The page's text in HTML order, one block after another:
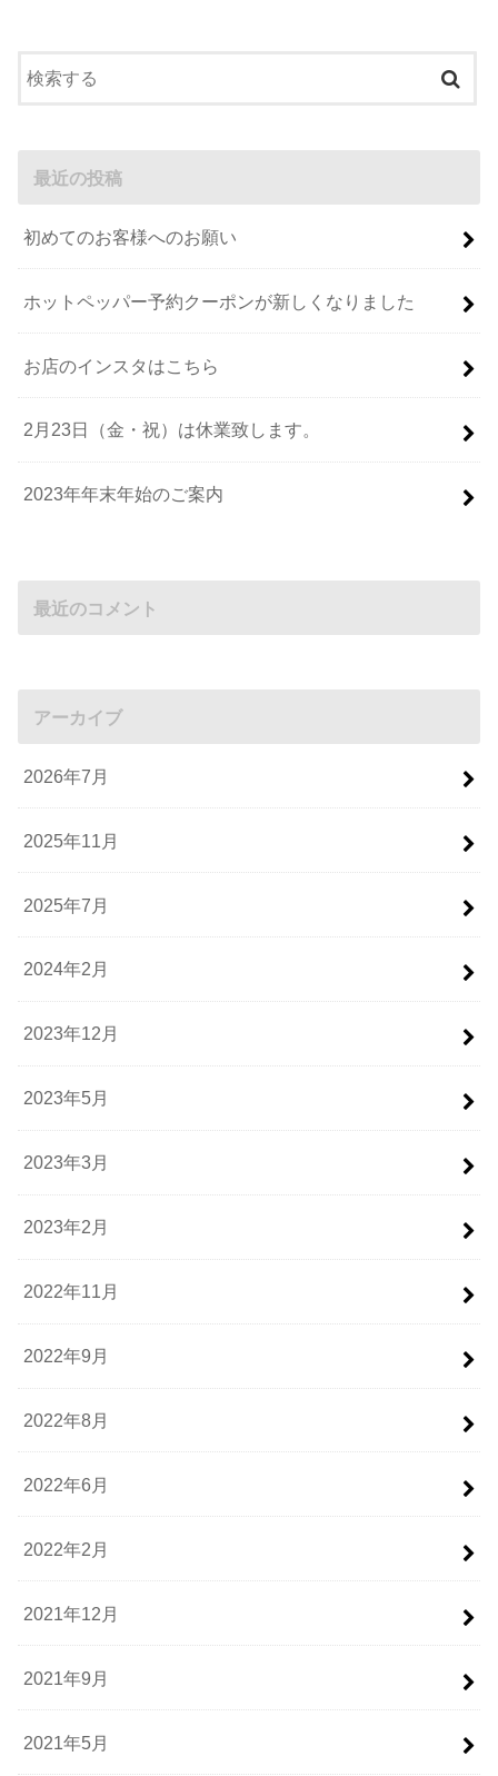
最近の投稿
初めてのお客様へのお願い
ホットペッパー予約クーポンが新しくなりました
お店のインスタはこちら
2月23日（金・祝）は休業致します。
2023年年末年始のご案内
最近のコメント
アーカイブ
2026年7月
2025年11月
2025年7月
2024年2月
2023年12月
2023年5月
2023年3月
2023年2月
2022年11月
2022年9月
2022年8月
2022年6月
2022年2月
2021年12月
2021年9月
2021年5月